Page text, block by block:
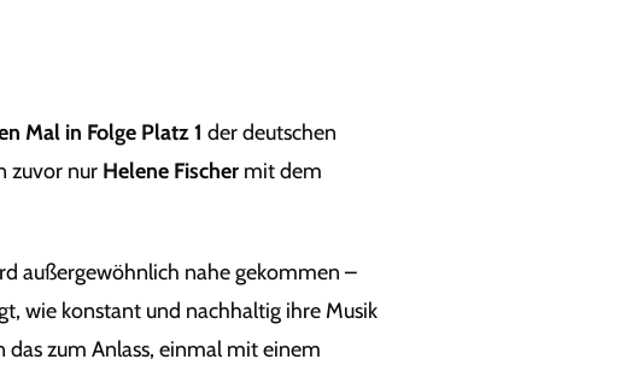
Mal in Folge Platz 1 der deutschen
zuvor nur Helene Fischermit dem
außergewöhnlich nahe gekommen –
wie konstant und nachhaltig ihre Musik
zum Anlass, einmal mit einem